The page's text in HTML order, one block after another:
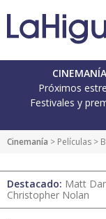
Próximos
Festivales y
Cinemanía > Películas >
Destacado: Matt
Christopher Nolan